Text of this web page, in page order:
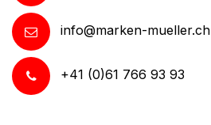
info@marken-mueller.ch
+41 (0)61 766 93 93